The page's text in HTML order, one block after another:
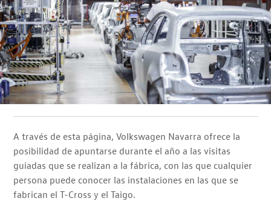
A través de esta página, Volkswagen Navarra ofrece la
posibilidad de apuntarse durante el año a las visitas
guiadas que se realizan a la fábrica, con las que cualquier
persona puede conocer las instalaciones en las que se
fabrican el T-Cross y el Taigo.